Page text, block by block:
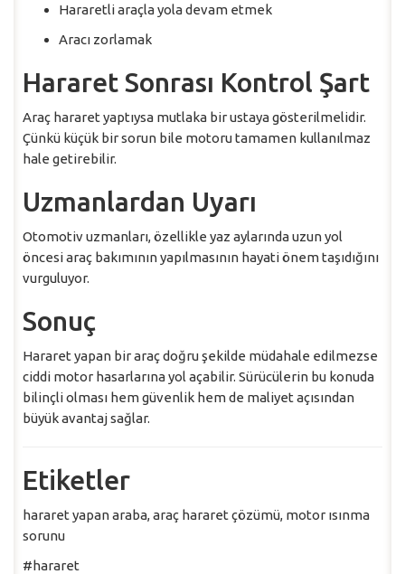
Hararetli araçla yola devam etmek
Aracı zorlamak
Hararet Sonrası Kontrol Şart
Araç hararet yaptıysa mutlaka bir ustaya gösterilmelidir.
Çünkü küçük bir sorun bile motoru tamamen kullanılmaz
hale getirebilir.
Uzmanlardan Uyarı
Otomotiv uzmanları, özellikle yaz aylarında uzun yol
öncesi araç bakımının yapılmasının hayati önem taşıdığını
vurguluyor.
Sonuç
Hararet yapan bir araç doğru şekilde müdahale edilmezse
ciddi motor hasarlarına yol açabilir. Sürücülerin bu konuda
bilinçli olması hem güvenlik hem de maliyet açısından
büyük avantaj sağlar.
Etiketler
hararet yapan araba, araç hararet çözümü, motor ısınma
sorunu
#hararet